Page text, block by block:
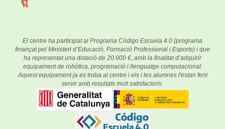
El centre ha participat al Programa Código Escuela 4.0 (programa
finançat pel Ministeri d’Educació, Formació Professional i Esports) i que
ha representat una dotació de 20.000 €, amb la finalitat d’adquirir
equipament de robòtica, programació i llenguatge computacional.
Aquest equipament ja es troba al centre i els i les alumnes l'estan fent
servir amb resultats molt satisfactoris.